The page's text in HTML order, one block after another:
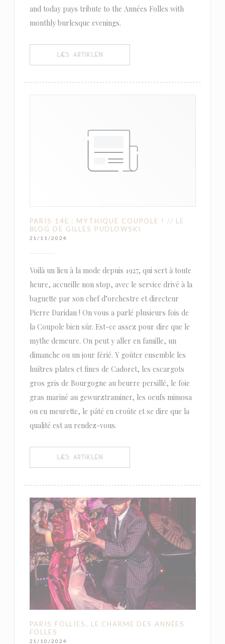
and today pays tribute to the Années Folles with
monthly burlesque evenings.
LÆS ARTIKLEN((ÅBNER I ET NYT VINDUE))
PARIS 14E : MYTHIQUE COUPOLE ! // LE
BLOG DE GILLES PUDLOWSKI
21/11/2024
Voilà un lieu à la mode depuis 1927, qui sert à toute
heure, accueille non stop, avec le service drivé à la
baguette par son chef d’orchestre et directeur
Pierre Daridan ! On vous a parlé plusieurs fois de
la Coupole bien sûr. Est-ce assez pour dire que le
mythe demeure. On peut y aller en famille, un
dimanche ou un jour férié. Y goûter ensemble les
huîtres plates et fines de Cadoret, les escargots
gros gris de Bourgogne au beurre persillé, le foie
gras mariné au gewurztraminer, les oeufs mimosa
ou en meurette, le pâté en croûte et se dire que la
qualité est au rendez-vous.
LÆS ARTIKLEN
PARIS FOLLIES, LE CHARME DES ANNÉES
FOLLES
21/10/2024